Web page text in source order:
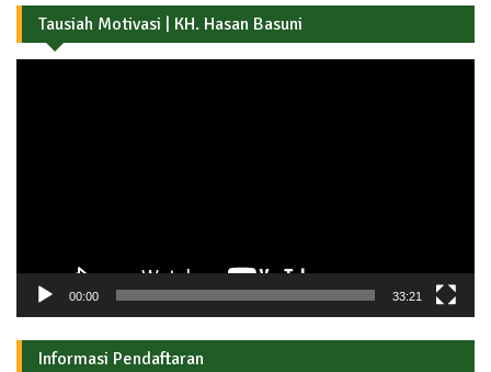
Tausiah Motivasi | KH. Hasan Basuni
00:00 33:21
Informasi Pendaftaran